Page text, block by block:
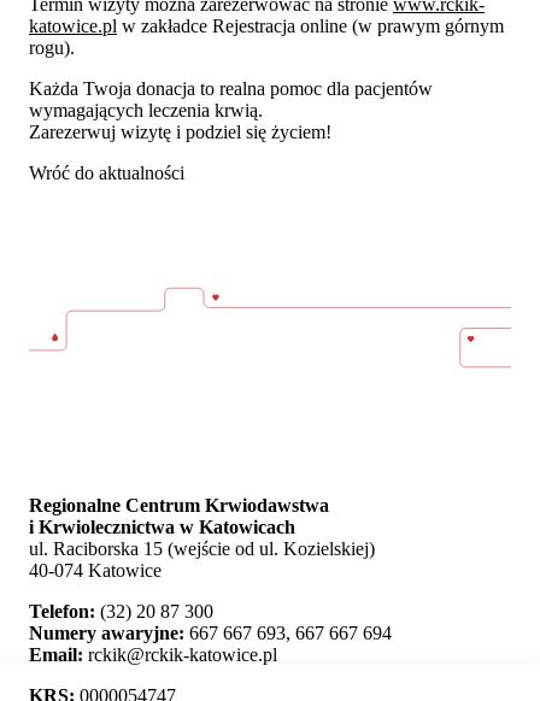
Termin wizyty można zarezerwować na stronie www.rckik-
katowice.pl w zakładce Rejestracja online (w prawym górnym
rogu).
Każda Twoja donacja to realna pomoc dla pacjentów
wymagających leczenia krwią.
Zarezerwuj wizytę i podziel się życiem!
Wróć do aktualności
Regionalne Centrum Krwiodawstwa
i Krwiolecznictwa w Katowicach
ul. Raciborska 15 (wejście od ul. Kozielskiej)
40-074 Katowice
Telefon: (32) 20 87 300
Numery awaryjne: 667 667 693, 667 667 694
Email: rckik@rckik-katowice.pl
KRS: 0000054747